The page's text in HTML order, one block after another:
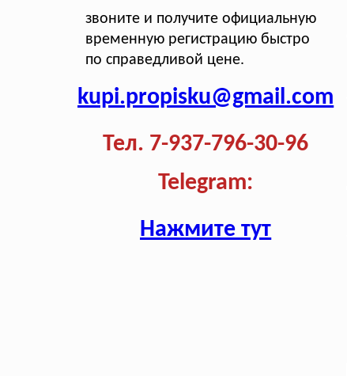
звоните и получите официальную
временную регистрацию быстро
по справедливой цене.
kupi.propisku@gmail.com
Тел. 7-937-796-30-96
Telegram:
Нажмите тут